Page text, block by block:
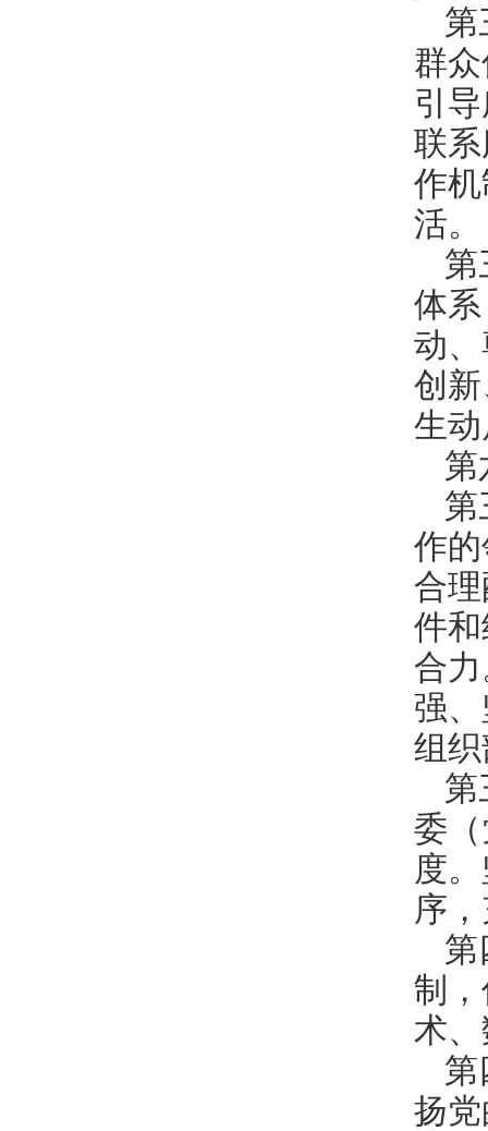
第
群
引
联
作
活。
第
体
动
创
生
第
第
作
合
件
合
强
组
第
委
度
序
第
制
术
第
扬